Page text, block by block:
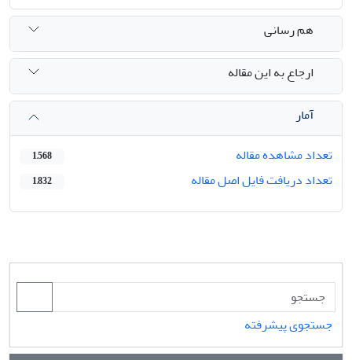
هم رسانی
ارجاع به این مقاله
آمار
تعداد مشاهده مقاله
1,568
تعداد دریافت فایل اصل مقاله 1,832
جستجوی پیشرفته